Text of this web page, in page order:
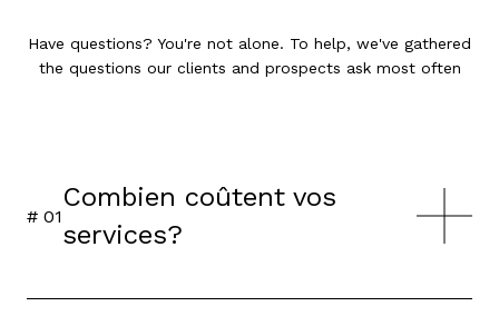
Have questions? You're not alone. To help, we've gathered
the questions our clients and prospects ask most often
# 01
Combien coûtent vos
services?